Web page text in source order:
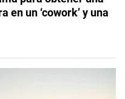
un ‘cowork’ y una